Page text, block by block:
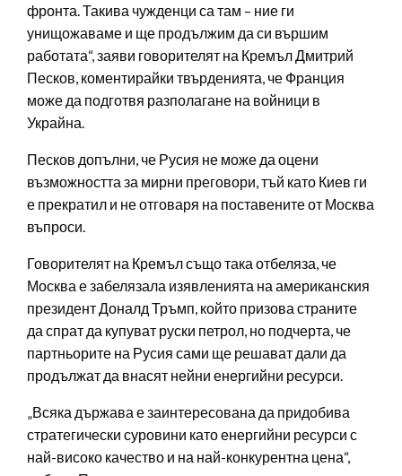
фронта. Такива чужденци са там – ние ги
унищожаваме и ще продължим да си вършим
работата“, заяви говорителят на Кремъл Дмитрий
Песков, коментирайки твърденията, че Франция
може да подготвя разполагане на войници в
Украйна.
Песков допълни, че Русия не може да оцени
възможността за мирни преговори, тъй като Киев ги
е прекратил и не отговаря на поставените от Москва
въпроси.
Говорителят на Кремъл също така отбеляза, че
Москва е забелязала изявленията на американския
президент Доналд Тръмп, който призова страните
да спрат да купуват руски петрол, но подчерта, че
партньорите на Русия сами ще решават дали да
продължат да внасят нейни енергийни ресурси.
„Всяка държава е заинтересована да придобива
стратегически суровини като енергийни ресурси с
най-високо качество и на най-конкурентна цена“,